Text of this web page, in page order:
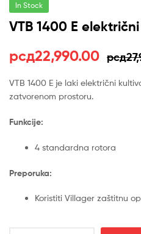
In Stock
VTB 1400 E
рсд
Оригинална
цена
је
била:
рсд27,990.00.
рсд22,990.00
Тренутна
цена
је:
рсд22,990.00.
VTB 1400 E je laki električni
zatvorenom prostoru.
Funkcije:
4 standardna rotora
Preporuka:
Koristiti Villager zaštitnu